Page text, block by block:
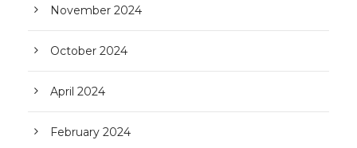
November 2024
October 2024
April 2024
February 2024